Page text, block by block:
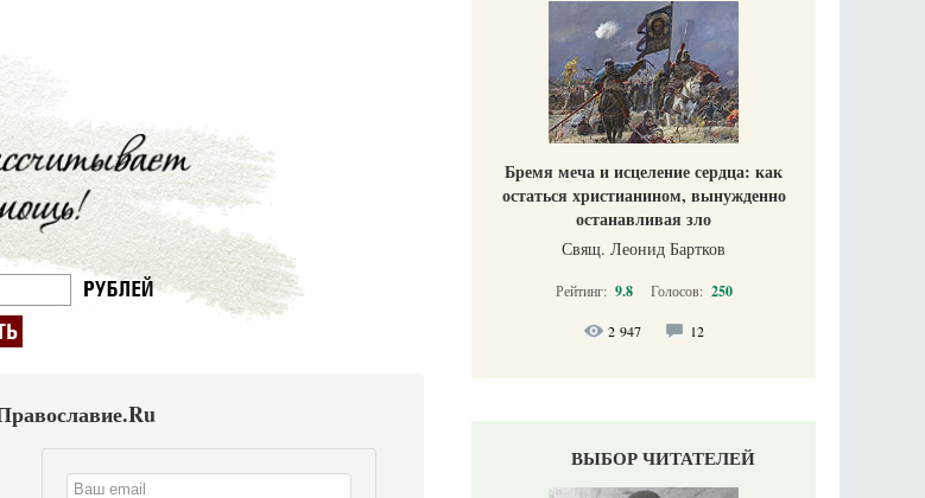
Бремя меча и исцеление сердца: как
остаться христианином, вынужденно
останавливая зло
Свящ. Леонид Бартков
Рейтинг: 9.8 Голосов: 250
2 947 12
ВЫБОР ЧИТАТЕЛЕЙ